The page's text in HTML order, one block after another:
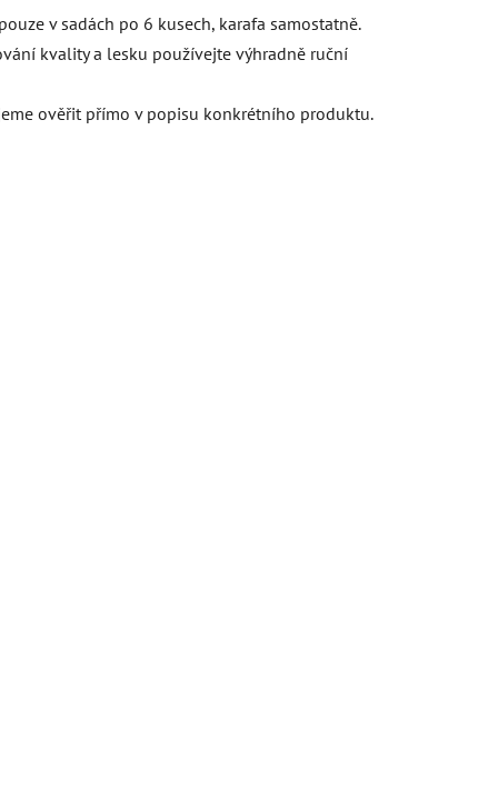
v sadách po 6 kusech, karafa samostatně.
kvality a lesku používejte výhradně ruční
ověřit přímo v popisu konkrétního produktu.